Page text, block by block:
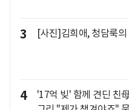
3 [사진]김희애, 청담룩의
4
'17억 빚' 함께 견딘 친